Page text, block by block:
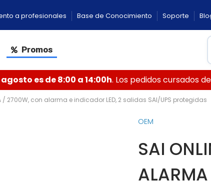
a profesionales Base de Conocimiento Soporte
Promos
es de 8:00 a 14:00h. Los pedidos cursados
/ 2700W, con alarma e indicador LED, 2 salidas SAI/UPS protegidas
OEM
SAI